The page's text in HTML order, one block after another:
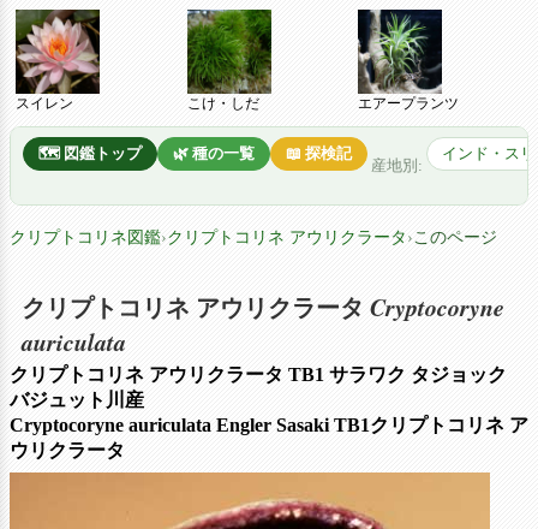
スイレン こけ・しだ エアープランツ
🗺️ 図鑑トップ 🌿 種の一覧 📖 探検記
産地別:
インド・ス
クリプトコリネ図鑑›クリプトコリネ アウリクラータ ›このページ
クリプトコリネ アウリクラータ Cryptocoryne
auriculata
クリプトコリネ アウリクラータ TB1 サラワク タジョック
バジュット川産
Cryptocoryne auriculata Engler Sasaki TB1クリプトコリネ ア
ウリクラータ